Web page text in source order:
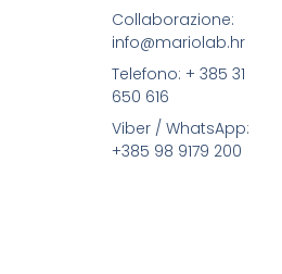
Collaborazione:
info@mariolab.hr
Telefono: + 385 31
650 616
Viber / WhatsApp:
+385 98 9179 200